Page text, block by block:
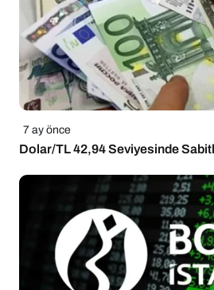
7 ay önce
Dolar/TL 42,94 Seviyesinde